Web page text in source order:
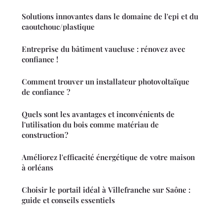
Solutions innovantes dans le domaine de l'epi et du
caoutchouc/plastique
Entreprise du bâtiment vaucluse : rénovez avec
confiance !
Comment trouver un installateur photovoltaïque
de confiance ?
Quels sont les avantages et inconvénients de
l'utilisation du bois comme matériau de
construction ?
Améliorez l'efficacité énergétique de votre maison
à orléans
Choisir le portail idéal à Villefranche sur Saône :
guide et conseils essentiels